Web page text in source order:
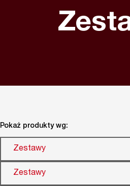
Pokaż produkty wg:
Zestawy
Zestawy